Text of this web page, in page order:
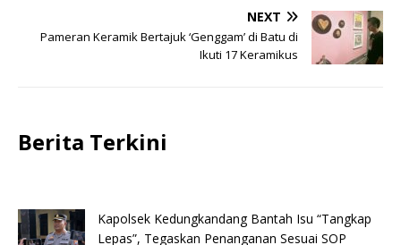
NEXT
Pameran Keramik Bertajuk ‘Genggam’ di Batu di
Ikuti 17 Keramikus
Berita Terkini
Kapolsek Kedungkandang Bantah Isu “Tangkap
Lepas”, Tegaskan Penanganan Sesuai SOP